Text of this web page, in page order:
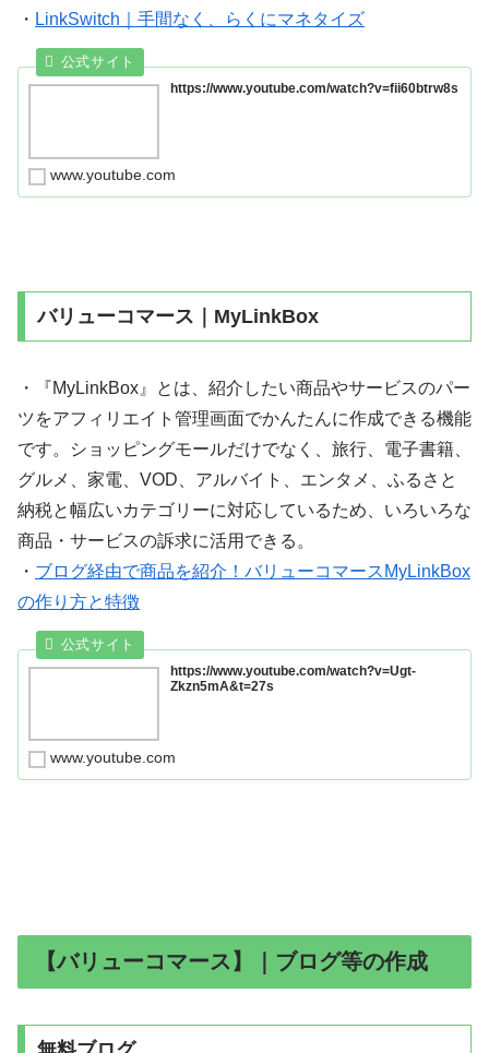
・ LinkSwitch｜手間なく、らくにマネタイズ
https://www.youtube.com/watch?v=fii60btrw8s
www.youtube.com
バリューコマース｜MyLinkBox
・『MyLinkBox』とは、紹介したい商品やサービスのパー
ツをアフィリエイト管理画面でかんたんに作成できる機能
です。ショッピングモールだけでなく、旅行、電子書籍、
グルメ、家電、VOD、アルバイト、エンタメ、ふるさと
納税と幅広いカテゴリーに対応しているため、いろいろな
商品・サービスの訴求に活用できる。
・ ブログ経由で商品を紹介！バリューコマースMyLinkBox
の作り方と特徴
https://www.youtube.com/watch?v=Ugt-
Zkzn5mA&t=27s
www.youtube.com
【バリューコマース】｜ブログ等の作成